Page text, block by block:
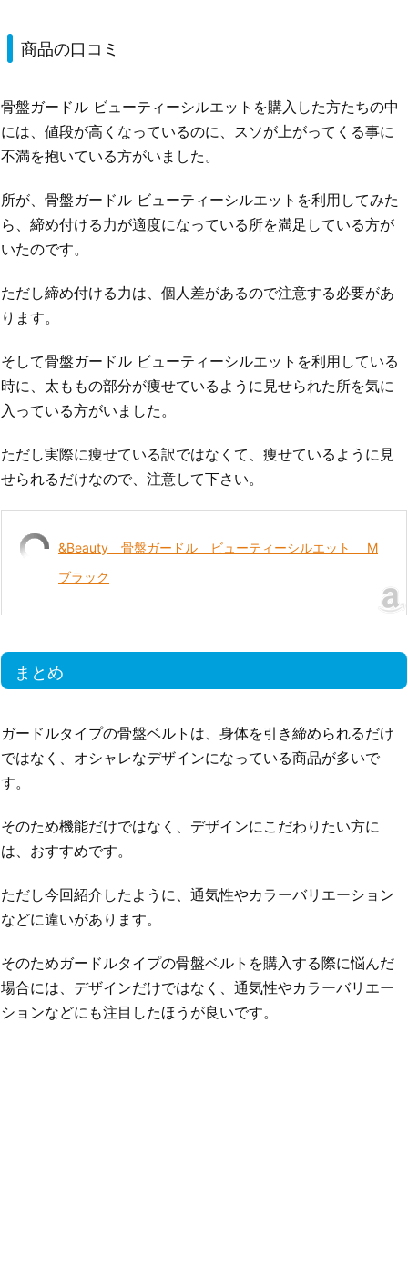
商品の口コミ
骨盤ガードル ビューティーシルエットを購入した方たちの中
には、値段が高くなっているのに、スソが上がってくる事に
不満を抱いている方がいました。
所が、骨盤ガードル ビューティーシルエットを利用してみた
ら、締め付ける力が適度になっている所を満足している方が
いたのです。
ただし締め付ける力は、個人差があるので注意する必要があ
ります。
そして骨盤ガードル ビューティーシルエットを利用している
時に、太ももの部分が痩せているように見せられた所を気に
入っている方がいました。
ただし実際に痩せている訳ではなくて、痩せているように見
せられるだけなので、注意して下さい。
&Beauty 骨盤ガードル ビューティーシルエット M
ブラック
まとめ
ガードルタイプの骨盤ベルトは、身体を引き締められるだけ
ではなく、オシャレなデザインになっている商品が多いで
す。
そのため機能だけではなく、デザインにこだわりたい方に
は、おすすめです。
ただし今回紹介したように、通気性やカラーバリエーション
などに違いがあります。
そのためガードルタイプの骨盤ベルトを購入する際に悩んだ
場合には、デザインだけではなく、通気性やカラーバリエー
ションなどにも注目したほうが良いです。